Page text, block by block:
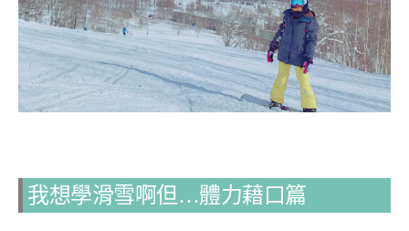
我想學滑雪啊但…體力藉口篇